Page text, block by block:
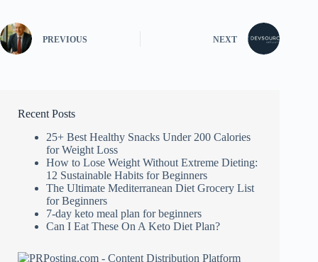
PREVIOUS NEXT
Recent Posts
25+ Best Healthy Snacks Under 200 Calories
for Weight Loss
How to Lose Weight Without Extreme Dieting:
12 Sustainable Habits for Beginners
The Ultimate Mediterranean Diet Grocery List
for Beginners
7-day keto meal plan for beginners
Can I Eat These On A Keto Diet Plan?